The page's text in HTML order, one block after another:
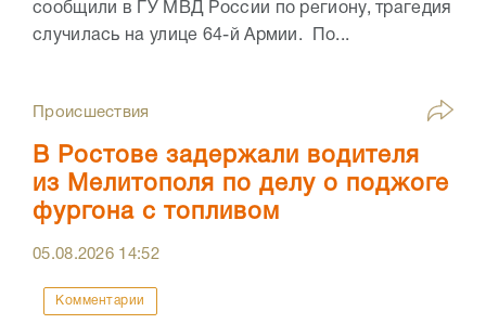
сообщили в ГУ МВД России по региону, трагедия
случилась на улице 64-й Армии. По...
Происшествия
В Ростове задержали водителя
из Мелитополя по делу о поджоге
фургона с топливом
05.08.2026 14:52
Комментарии